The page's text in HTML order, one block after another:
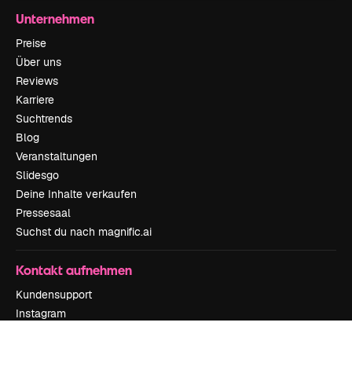
Unternehmen
Preise
Über uns
Reviews
Karriere
Suchtrends
Blog
Veranstaltungen
Slidesgo
Deine Inhalte verkaufen
Pressesaal
Suchst du nach magnific.ai
Kontakt aufnehmen
Kundensupport
Instagram